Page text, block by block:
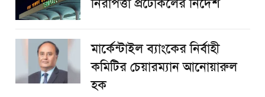
নিরাপত্তা প্রটোকলের নির্দেশ
মার্কেন্টাইল ব্যাংকের নির্বাহী
কমিটির চেয়ারম্যান আনোয়ারুল
হক